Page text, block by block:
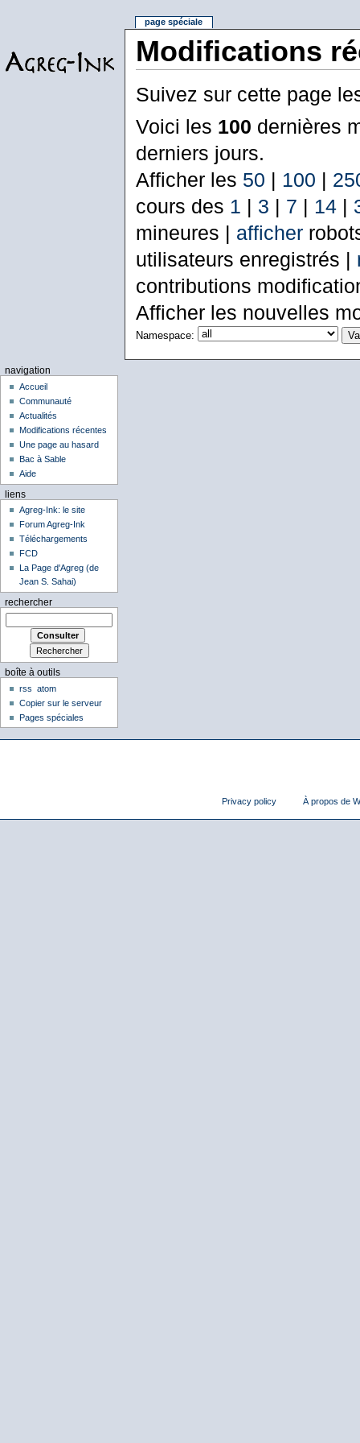
Modifications
Suivez sur cette page
Voici les 100 dernières
derniers jours.
Afficher les 50 | 100 |
cours des 1 | 3 | 7 | 14|
mineures | afficher
utilisateurs enregistrés |
contributions
Afficher les nouvelles
Namespace:
page spéciale
navigation
Accueil
Communauté
Actualités
Modifications récentes
Une page au hasard
Bac à Sable
Aide
liens
Agreg-Ink: le site
Forum Agreg-Ink
Téléchargements
FCD
La Page d'Agreg (de
Jean S. Sahai)
rechercher
boîte à outils
rss
atom
Copier sur le serveur
Pages spéciales
Privacy policy À propos de